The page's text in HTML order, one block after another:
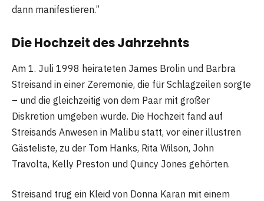
dann manifestieren.”
Die Hochzeit des Jahrzehnts
Am 1. Juli 1998 heirateten James Brolin und Barbra
Streisand in einer Zeremonie, die für Schlagzeilen sorgte
– und die gleichzeitig von dem Paar mit großer
Diskretion umgeben wurde. Die Hochzeit fand auf
Streisands Anwesen in Malibu statt, vor einer illustren
Gästeliste, zu der Tom Hanks, Rita Wilson, John
Travolta, Kelly Preston und Quincy Jones gehörten.
Streisand trug ein Kleid von Donna Karan mit einem